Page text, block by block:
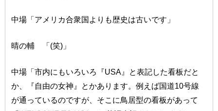
中場「アメリカ合衆国よりも歴史は古いです」
晴の輔 「(笑)」
中場「市内にもいろいろ『USA』と表記した看板だと
か、『自由の女神』とかあります。例えば国道10号線
が通っているのですが、そこに鳥居型の看板があって